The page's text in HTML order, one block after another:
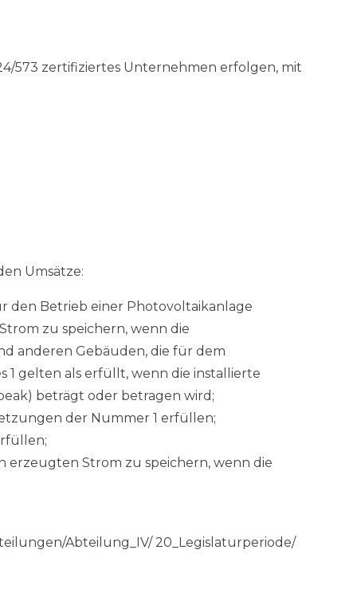
573 zertifiziertes Unternehmen erfolgen, mit
Umsätze:
den Betrieb einer Photovoltaikanlage
zu speichern, wenn die
anderen Gebäuden, die für dem
1 gelten als erfüllt, wenn die installierte
beträgt oder betragen wird;
der Nummer 1 erfüllen;
erzeugten Strom zu speichern, wenn die
Abteilung_IV/ 20_Legislaturperiode/